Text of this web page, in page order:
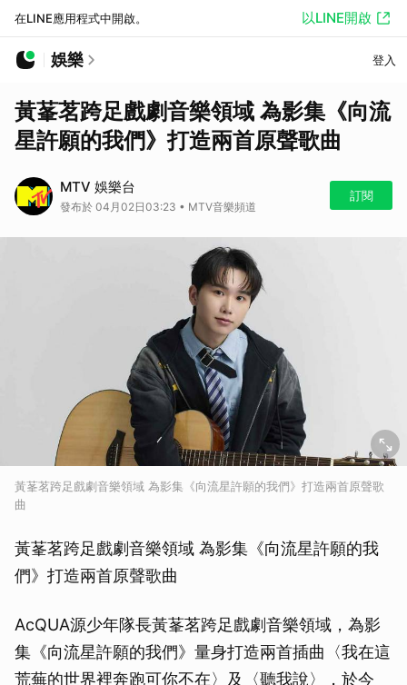
在LINE應用程式中開啟。 以LINE開啟
娛樂 登入
黃莑茗跨足戲劇音樂領域 為影集《向流
星許願的我們》打造兩首原聲歌曲
MTV 娛樂台
發布於 04月02日03:23 • MTV音樂頻道
訂閱
黃莑茗跨足戲劇音樂領域 為影集《向流星許願的我們》打造兩首原聲歌
曲
黃莑茗跨足戲劇音樂領域 為影集《向流星許願的我
們》打造兩首原聲歌曲
AcQUA源少年隊長黃莑茗跨足戲劇音樂領域，為影
集《向流星許願的我們》量身打造兩首插曲〈我在這
荒蕪的世界裡奔跑可你不在〉及〈聽我說〉，於今